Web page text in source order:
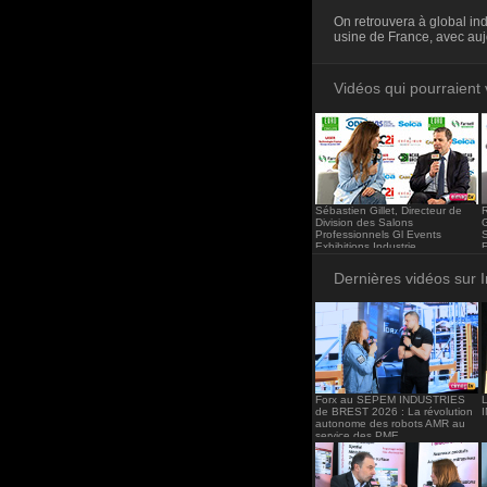
On retrouvera à global
usine de France, avec
Vidéos qui pourraient
Sébastien Gillet, Directeur de
Division des Salons
Professionnels Gl Events
Exhibitions Industrie.
Dernières vidéos sur
Forx au SEPEM INDUSTRIES
de BREST 2026 : La révolution
autonome des robots AMR au
service des PME